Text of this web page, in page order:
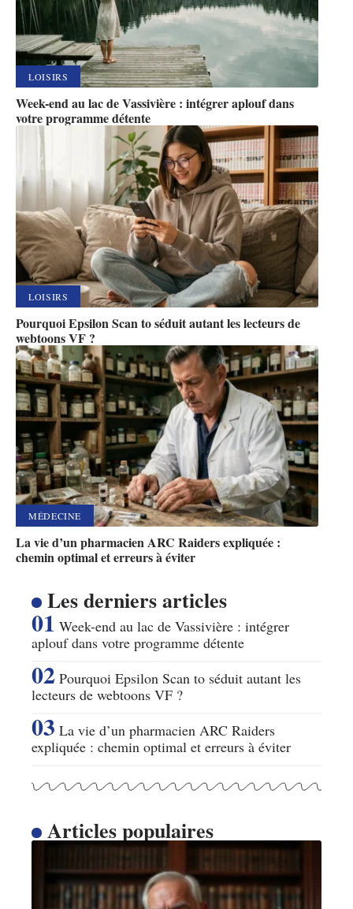
LOISIRS
Week-end au lac de Vassivière : intégrer aplouf dans
votre programme détente
LOISIRS
Pourquoi Epsilon Scan to séduit autant les lecteurs de
webtoons VF ?
MÉDECINE
La vie d’un pharmacien ARC Raiders expliquée :
chemin optimal et erreurs à éviter
Les derniers articles
Week-end au lac de Vassivière : intégrer
aplouf dans votre programme détente
Pourquoi Epsilon Scan to séduit autant les
lecteurs de webtoons VF ?
La vie d’un pharmacien ARC Raiders
expliquée : chemin optimal et erreurs à éviter
Articles populaires